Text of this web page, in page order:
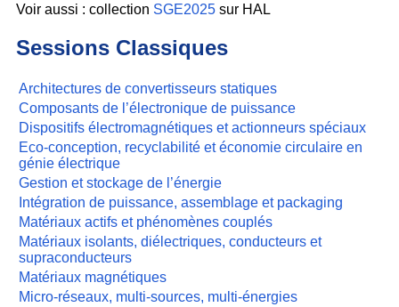
Voir aussi : collection SGE2025sur HAL
Sessions Classiques
Architectures de convertisseurs statiques
Composants de l’électronique de puissance
Dispositifs électromagnétiques et actionneurs spéciaux
Eco-conception, recyclabilité et économie circulaire en
génie électrique
Gestion et stockage de l’énergie
Intégration de puissance, assemblage et packaging
Matériaux actifs et phénomènes couplés
Matériaux isolants, diélectriques, conducteurs et
supraconducteurs
Matériaux magnétiques
Micro-réseaux, multi-sources, multi-énergies